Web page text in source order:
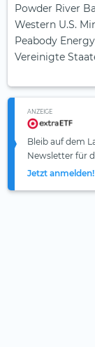
Powder River
Western U.S.
Peabody
Vereinigte
ANZEIGE
Bleib auf dem
Newsletter für
Jetzt anmelden!